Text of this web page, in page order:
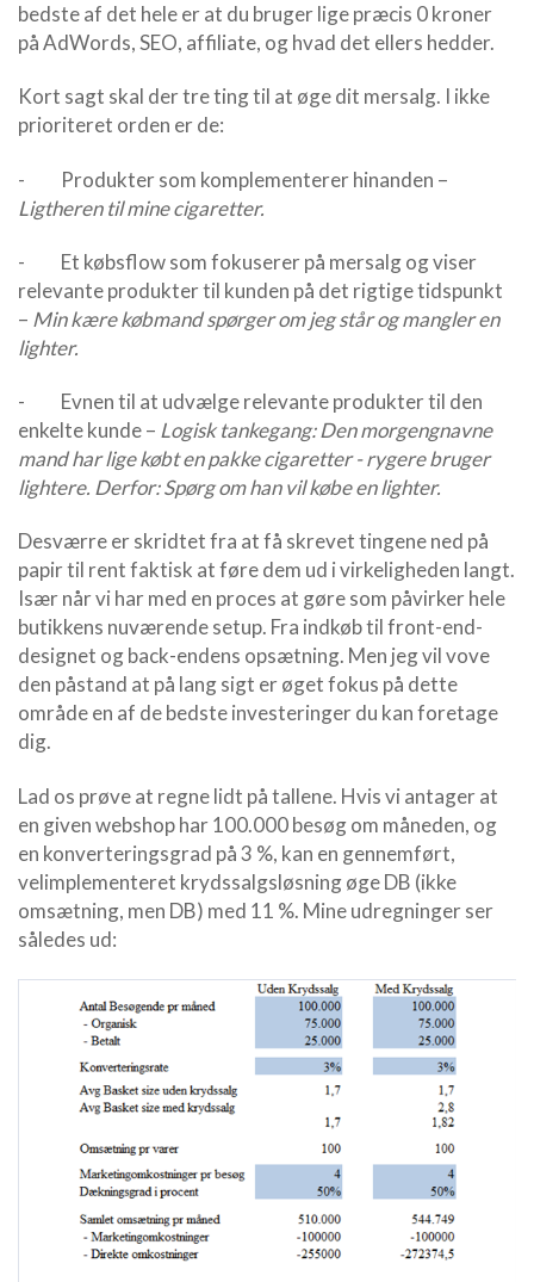
bedste af det hele er at du bruger lige præcis 0 kroner
på AdWords, SEO, affiliate, og hvad det ellers hedder.
Kort sagt skal der tre ting til at øge dit mersalg. I ikke
prioriteret orden er de:
- Produkter som komplementerer hinanden –
Ligtheren til mine cigaretter.
- Et købsflow som fokuserer på mersalg og viser
relevante produkter til kunden på det rigtige tidspunkt
– Min kære købmand spørger om jeg står og mangler en
lighter.
- Evnen til at udvælge relevante produkter til den
enkelte kunde – Logisk tankegang: Den morgengnavne
mand har lige købt en pakke cigaretter - rygere bruger
lightere. Derfor: Spørg om han vil købe en lighter.
Desværre er skridtet fra at få skrevet tingene ned på
papir til rent faktisk at føre dem ud i virkeligheden langt.
Især når vi har med en proces at gøre som påvirker hele
butikkens nuværende setup. Fra indkøb til front-end-
designet og back-endens opsætning. Men jeg vil vove
den påstand at på lang sigt er øget fokus på dette
område en af de bedste investeringer du kan foretage
dig.
Lad os prøve at regne lidt på tallene. Hvis vi antager at
en given webshop har 100.000 besøg om måneden, og
en konverteringsgrad på 3 %, kan en gennemført,
velimplementeret krydssalgsløsning øge DB (ikke
omsætning, men DB) med 11 %. Mine udregninger ser
således ud: